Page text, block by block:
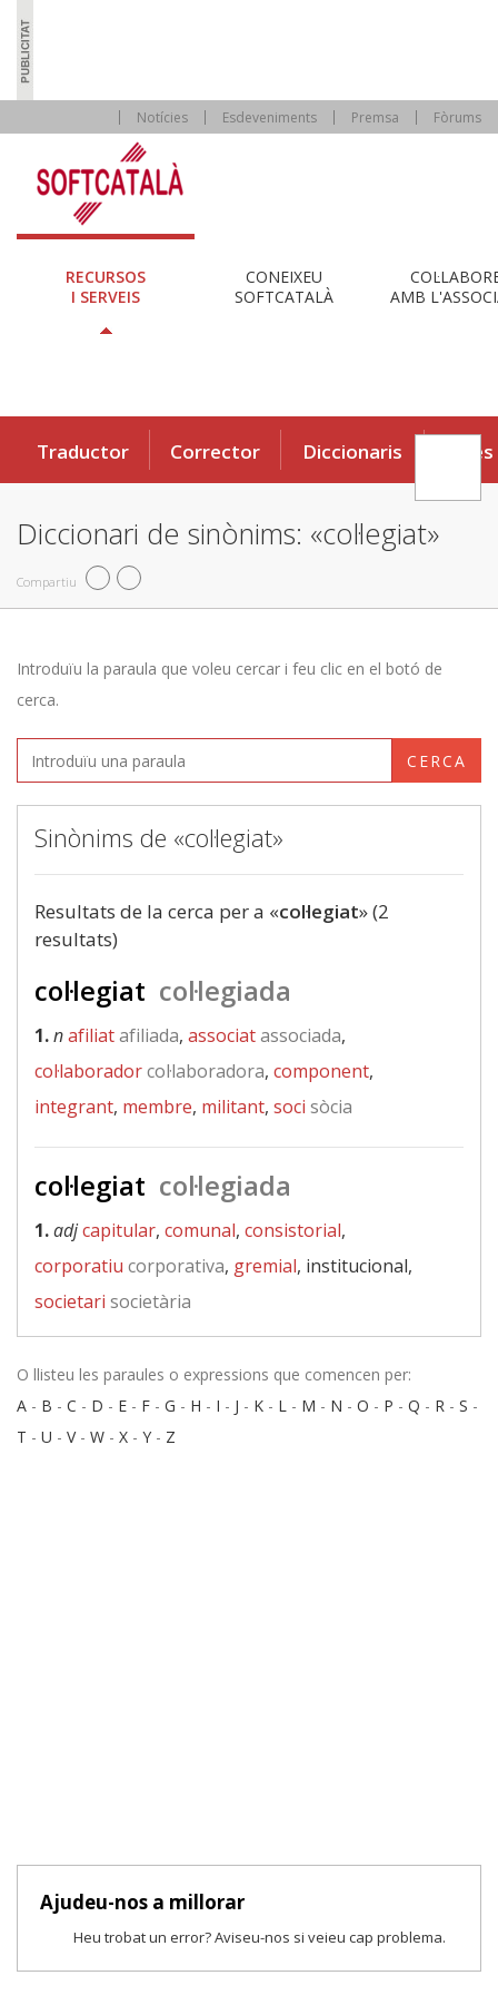
Notícies Esdeveniments Premsa Fòrums
RECURSOS
I SERVEIS
CONEIXEU
SOFTCATALÀ
AMB
Traductor Corrector Diccionaris Eines
Diccionari de sinònims: «col·legiat»
Compartiu
Introduïu la paraula que voleu cercar i feu clic en el botó de
cerca.
CERCA
Sinònims de «col·legiat»
Resultats de la cerca per a «col·legiat» (2
resultats)
col·legiat col·legiada
1.nafiliatafiliada, associatassociada,
col·laboradorcol·laboradora, component,
integrant, membre, militant, soci sòcia
col·legiat col·legiada
1.adjcapitular, comunal, consistorial,
corporatiu corporativa, gremial, institucional,
societari societària
O llisteu les paraules o expressions que comencen per:
A - B - C - D - E - F - G - H - I - J - K - L - M - N - O - P - Q - R - S -
T - U - V- W - X - Y - Z
Ajudeu-nos a millorar
Heu trobat un error? Aviseu-nos si veieu cap problema.